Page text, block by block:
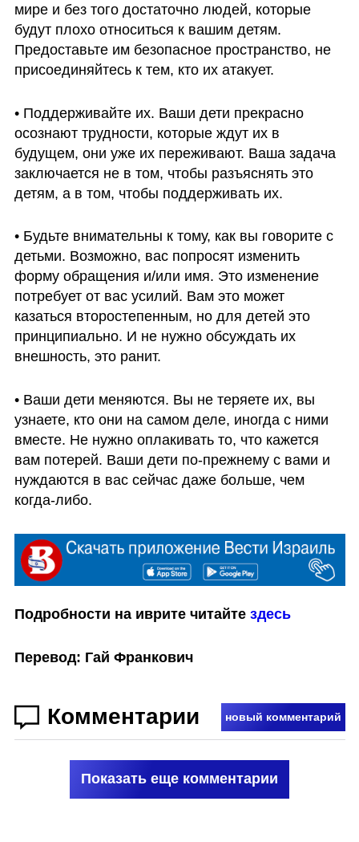
мире и без того достаточно людей, которые
будут плохо относиться к вашим детям.
Предоставьте им безопасное пространство, не
присоединяйтесь к тем, кто их атакует.
• Поддерживайте их. Ваши дети прекрасно
осознают трудности, которые ждут их в
будущем, они уже их переживают. Ваша задача
заключается не в том, чтобы разъяснять это
детям, а в том, чтобы поддерживать их.
• Будьте внимательны к тому, как вы говорите с
детьми. Возможно, вас попросят изменить
форму обращения и/или имя. Это изменение
потребует от вас усилий. Вам это может
казаться второстепенным, но для детей это
принципиально. И не нужно обсуждать их
внешность, это ранит.
• Ваши дети меняются. Вы не теряете их, вы
узнаете, кто они на самом деле, иногда с ними
вместе. Не нужно оплакивать то, что кажется
вам потерей. Ваши дети по-прежнему с вами и
нуждаются в вас сейчас даже больше, чем
когда-либо.
Подробности на иврите читайте здесь
Перевод: Гай Франкович
Комментарии новый комментарий
Показать еще комментарии